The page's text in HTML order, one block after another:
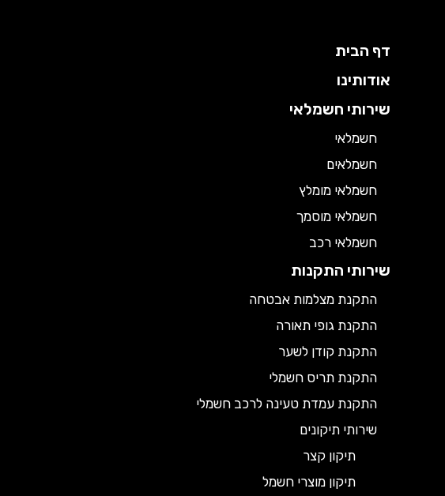
דף הבית
אודותינו
שירותי חשמלאי
חשמלאי
חשמלאים
חשמלאי מומלץ
חשמלאי מוסמך
חשמלאי רכב
שירותי התקנות
התקנת מצלמות אבטחה
התקנת גופי תאורה
התקנת קודן לשער
התקנת תריס חשמלי
התקנת עמדת טעינה לרכב חשמלי
שירותי תיקונים
תיקון קצר
תיקון מוצרי חשמל